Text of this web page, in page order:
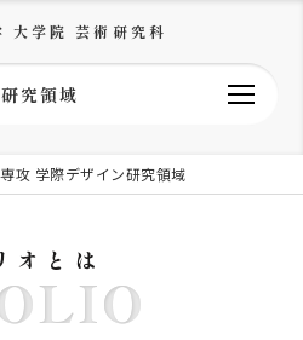
大学院 芸術研究科
究領域
攻 学際デザイン研究領域
オとは